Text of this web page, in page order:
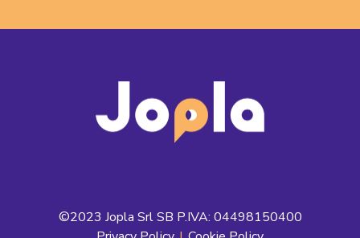
©2023 Jopla Srl SB P.IVA: 04498150400